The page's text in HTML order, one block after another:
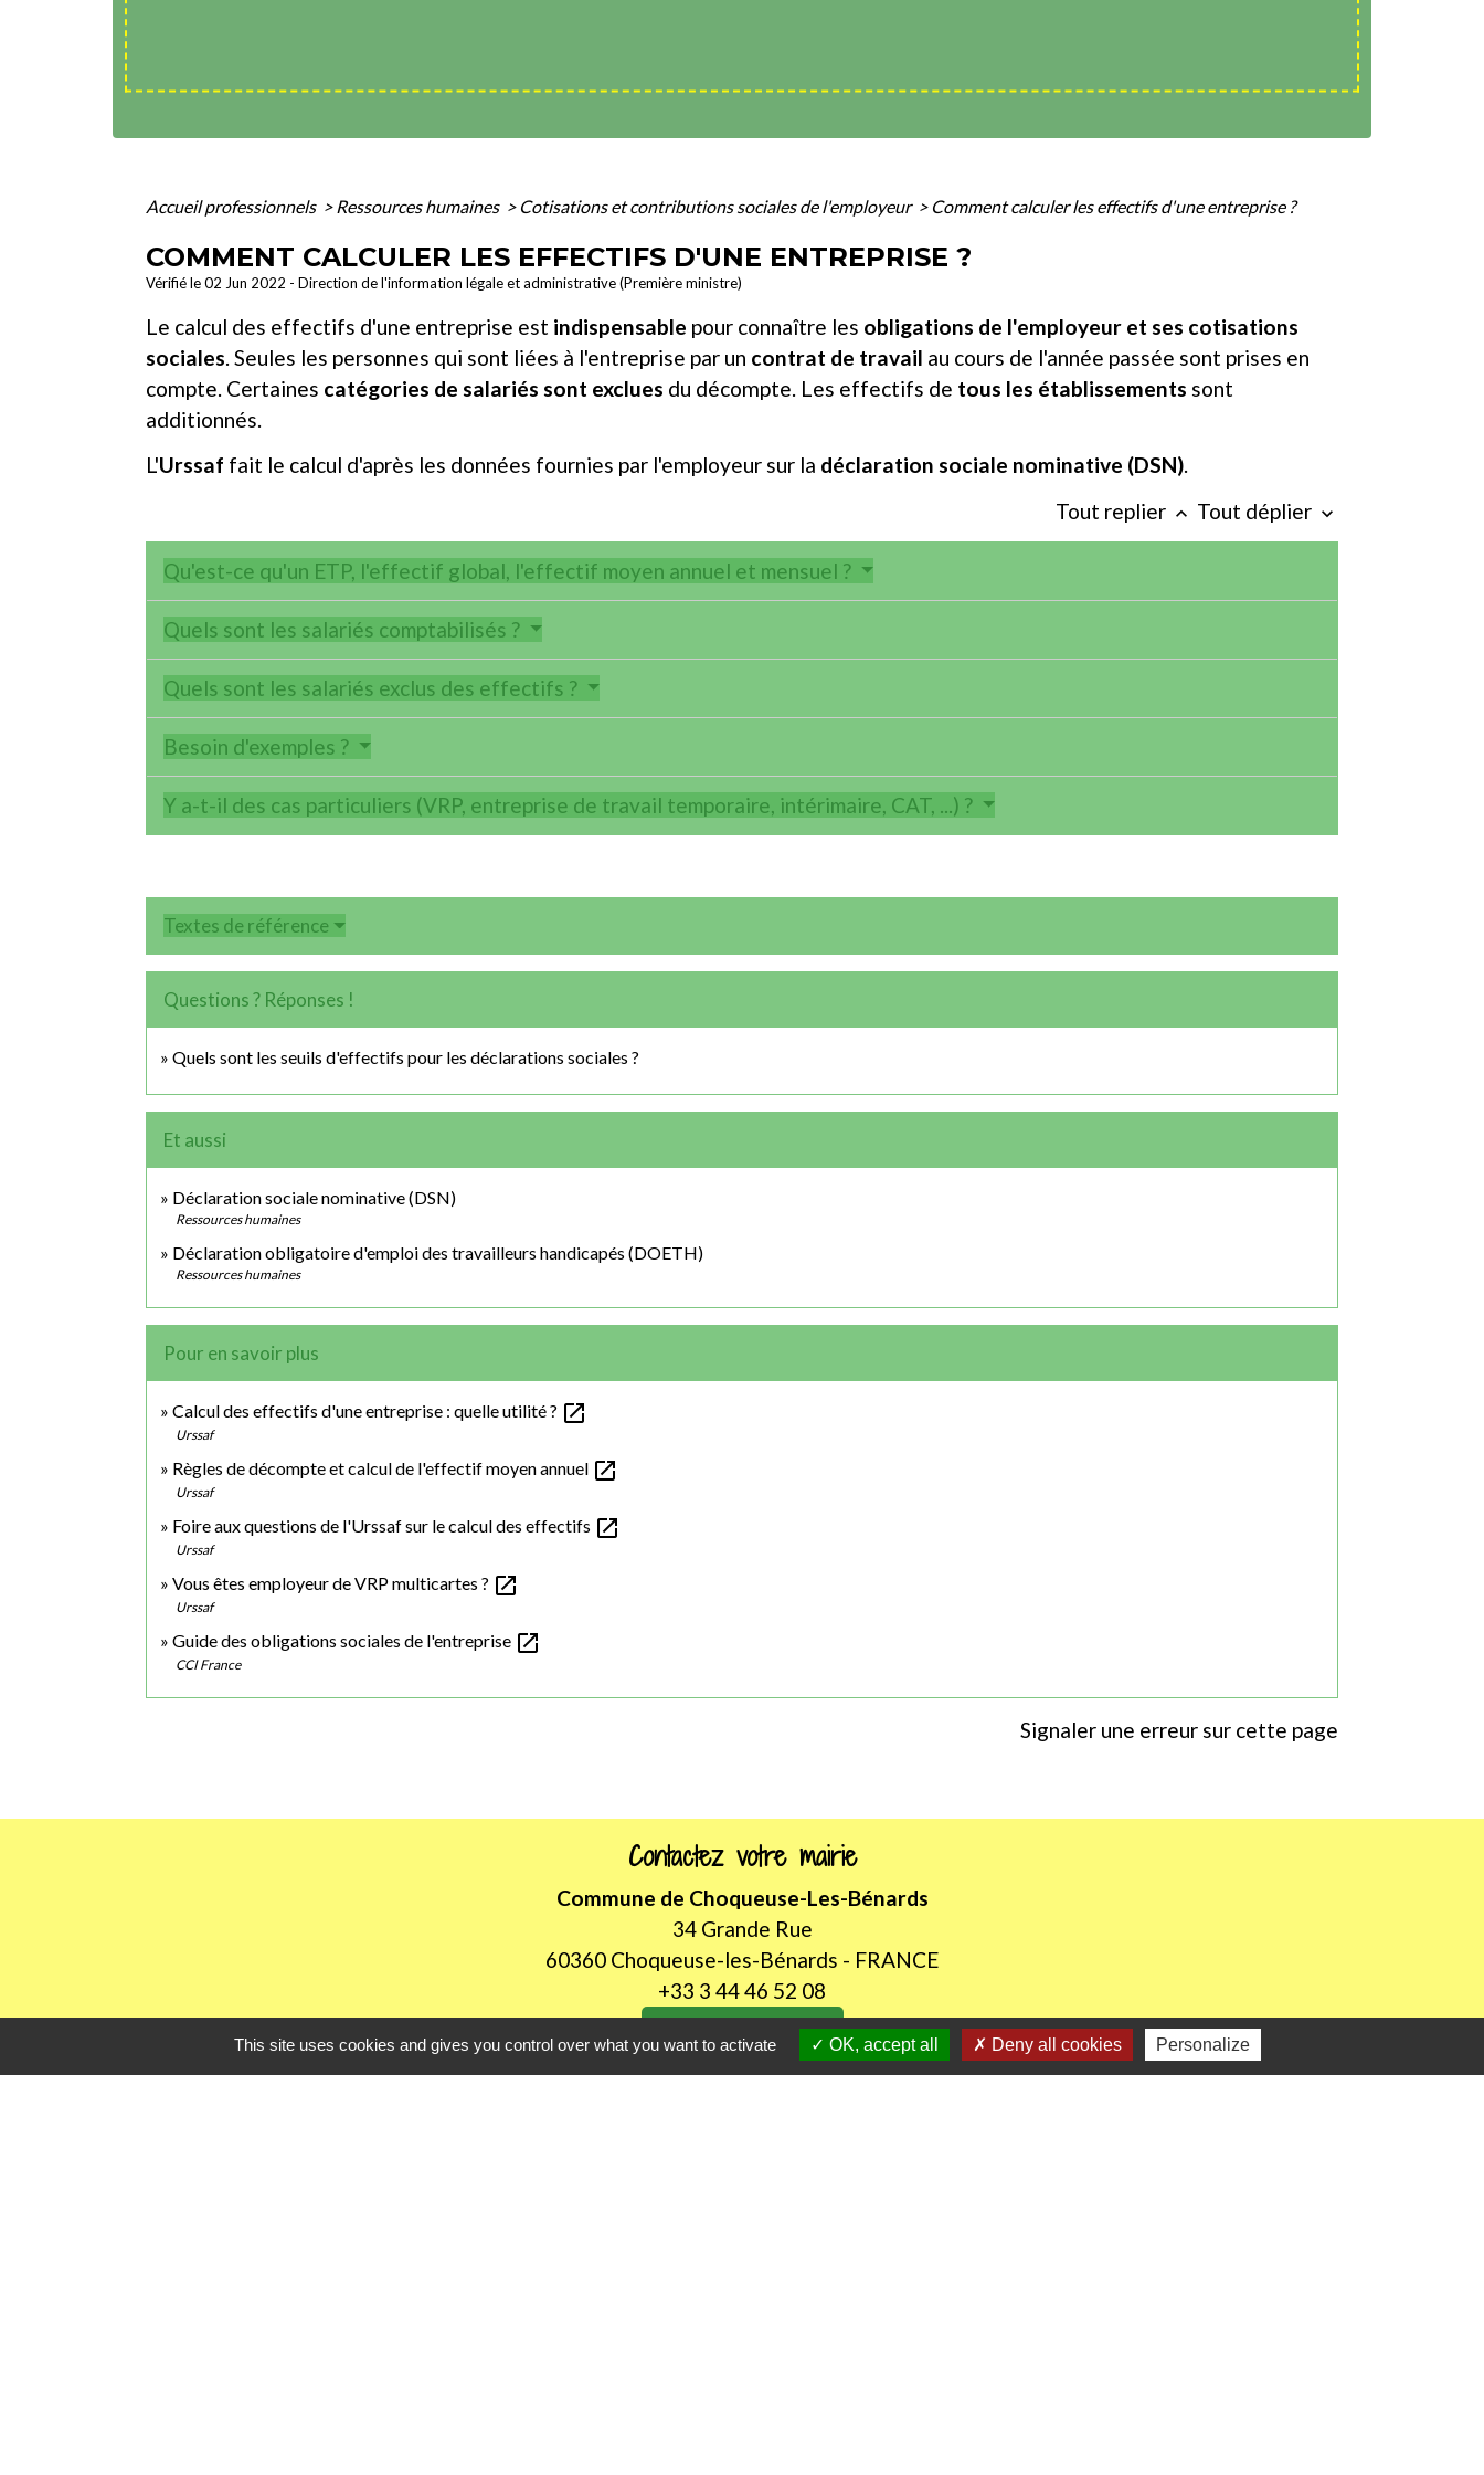
Accueil professionnels > Ressources humaines > Cotisations et contributions sociales de l'employeur > Comment calculer les effectifs d'une entreprise ?
COMMENT CALCULER LES EFFECTIFS D'UNE ENTREPRISE ?
Vérifié le 02 Jun 2022 - Direction de l'information légale et administrative (Première ministre)
Le calcul des effectifs d'une entreprise est indispensable pour connaître les obligations de l'employeur et ses cotisations
sociales. Seules les personnes qui sont liées à l'entreprise par un contrat de travail au cours de l'année passée sont prises en
compte. Certaines catégories de salariés sont exclues du décompte. Les effectifs de tous les établissements sont
additionnés.
L'Urssaf fait le calcul d'après les données fournies par l'employeur sur la déclaration sociale nominative (DSN).
Tout replier keyboard_arrow_up Tout déplier keyboard_arrow_down
Qu'est-ce qu'un ETP, l'effectif global, l'effectif moyen annuel et mensuel ?
Quels sont les salariés comptabilisés ?
Quels sont les salariés exclus des effectifs ?
Besoin d'exemples ?
Y a-t-il des cas particuliers (VRP, entreprise de travail temporaire, intérimaire, CAT, ...) ?
Textes de référence
Questions ? Réponses !
Quels sont les seuils d'effectifs pour les déclarations sociales ?
Et aussi
Déclaration sociale nominative (DSN)
Ressources humaines
Déclaration obligatoire d'emploi des travailleurs handicapés (DOETH)
Ressources humaines
Pour en savoir plus
Calcul des effectifs d'une entreprise : quelle utilité ? open_in_new
Urssaf
Règles de décompte et calcul de l'effectif moyen annuel open_in_new
Urssaf
Foire aux questions de l'Urssaf sur le calcul des effectifs open_in_new
Urssaf
Vous êtes employeur de VRP multicartes ? open_in_new
Urssaf
Guide des obligations sociales de l'entreprise open_in_new
CCI France
Signaler une erreur sur cette page
Contactez votre mairie
Commune de Choqueuse-Les-Bénards
34 Grande Rue
60360 Choqueuse-les-Bénards - FRANCE
+33 3 44 46 52 08
Contact par formulaire
This site uses cookies and gives you control over what you want to activate OK, accept all Deny all cookies Personalize